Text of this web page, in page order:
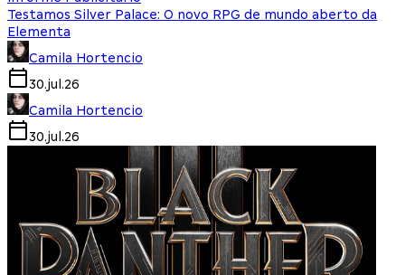
Testamos Silver Palace: O novo RPG de mundo aberto da
Elementa
Camila Hortencio
30.jul.26
Camila Hortencio
30.jul.26